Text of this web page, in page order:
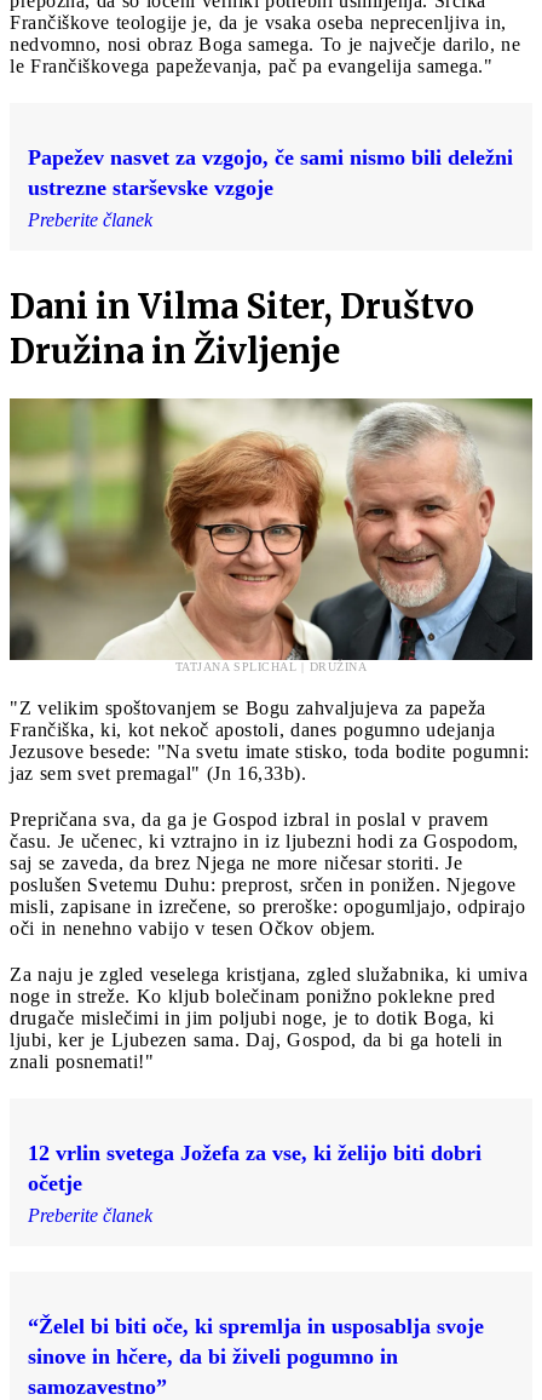
Frančiškove teologije je, da je vsaka oseba neprecenljiva in,
nedvomno, nosi obraz Boga samega. To je največje darilo, ne
le Frančiškovega papeževanja, pač pa evangelija samega."
Papežev nasvet za vzgojo, če sami nismo bili deležni
ustrezne starševske vzgoje
Preberite članek
Dani in Vilma Siter, Društvo
Družina in Življenje
TATJANA SPLICHAL | DRUŽINA
"Z velikim spoštovanjem se Bogu zahvaljujeva za papeža
Frančiška, ki, kot nekoč apostoli, danes pogumno udejanja
Jezusove besede: "Na svetu imate stisko, toda bodite pogumni:
jaz sem svet premagal" (Jn 16,33b).
Prepričana sva, da ga je Gospod izbral in poslal v pravem
času. Je učenec, ki vztrajno in iz ljubezni hodi za Gospodom,
saj se zaveda, da brez Njega ne more ničesar storiti. Je
poslušen Svetemu Duhu: preprost, srčen in ponižen. Njegove
misli, zapisane in izrečene, so preroške: opogumljajo, odpirajo
oči in nenehno vabijo v tesen Očkov objem.
Za naju je zgled veselega kristjana, zgled služabnika, ki umiva
noge in streže. Ko kljub bolečinam ponižno poklekne pred
drugače mislečimi in jim poljubi noge, je to dotik Boga, ki
ljubi, ker je Ljubezen sama. Daj, Gospod, da bi ga hoteli in
znali posnemati!"
12 vrlin svetega Jožefa za vse, ki želijo biti dobri
očetje
Preberite članek
“Želel bi biti oče, ki spremlja in usposablja svoje
sinove in hčere, da bi živeli pogumno in
samozavestno”